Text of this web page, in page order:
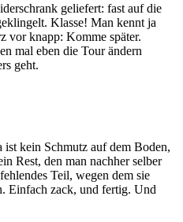
geliefert: fast auf die
Klasse! Man kennt ja
vor knapp: Komme später.
mal eben die Tour ändern
geht.
kein Schmutz auf dem Boden,
Rest, den man nachher selber
Teil, wegen dem sie
Einfach zack, und fertig. Und